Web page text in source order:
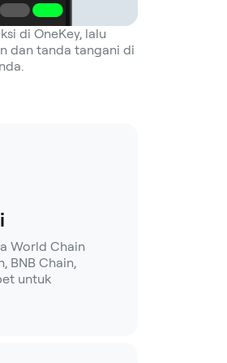
di OneKey, lalu
dan tanda tangani di
World Chain
BNB Chain,
untuk